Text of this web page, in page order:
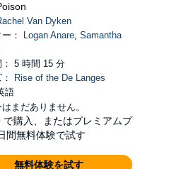
Van Dyken
：
Logan Anare, Samantha
： 5 時間 15 分
Rise of the De Langes
語
まだありません。
で購入、またはプレミアムプ
間無料体験で試す
無料体験を試す